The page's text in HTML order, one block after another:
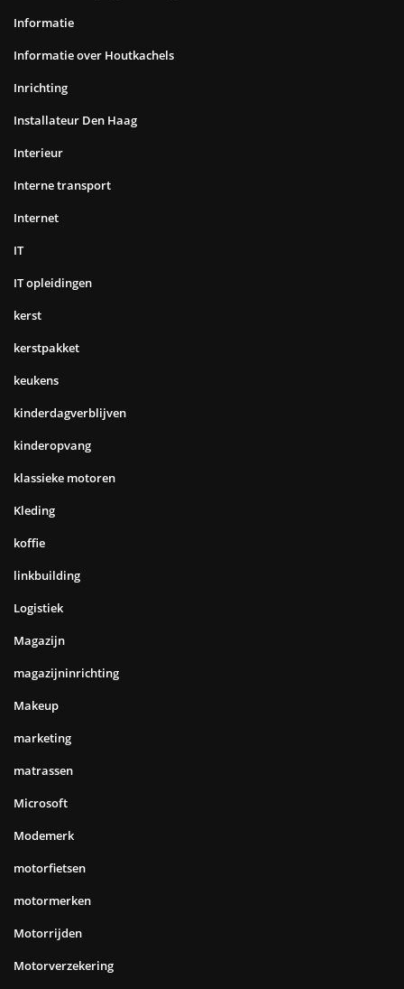
Informatie
Informatie over Houtkachels
Inrichting
Installateur Den Haag
Interieur
Interne transport
Internet
IT
IT opleidingen
kerst
kerstpakket
keukens
kinderdagverblijven
kinderopvang
klassieke motoren
Kleding
koffie
linkbuilding
Logistiek
Magazijn
magazijninrichting
Makeup
marketing
matrassen
Microsoft
Modemerk
motorfietsen
motormerken
Motorrijden
Motorverzekering